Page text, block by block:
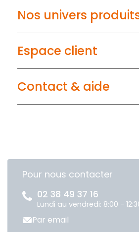
Nos univers
Espace client
Contact & aide
Pour nous contacter
02 38 49 37 16
Lundi au vendredi: 8:00 -
Par email